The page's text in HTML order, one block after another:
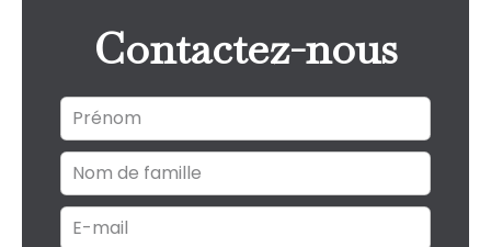
Contactez-nous